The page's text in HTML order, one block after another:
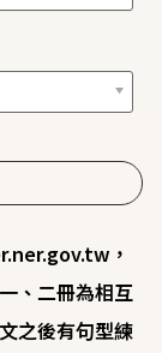
，
、二冊為相互
之後有句型練